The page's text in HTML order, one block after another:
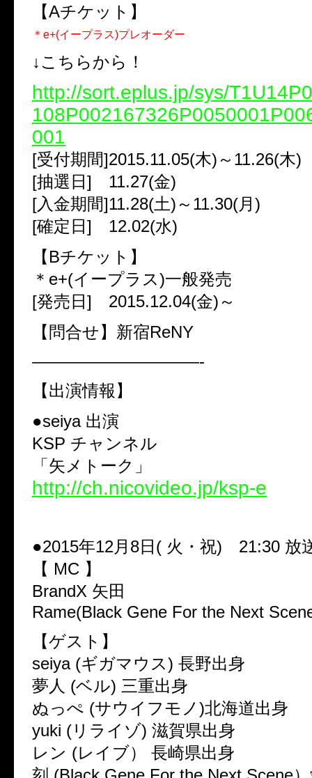
【Aチケット】
＊e+(イープラス)プレオーダー
↓こちらから！
http://sort.eplus.jp/sys/
001
[受付期間]2015.11.05(木)～11.26(木)
[抽選日] 11.27(金)
[入金期間]11.28(土)～11.30(月)
[確定日] 12.02(水)
【Bチケット】
＊e+(イープラス)一般発売
[発売日] 2015.12.04(金)～
【問合せ】新宿ReNY
——————————-
【出演情報】
●seiya 出演
KSP チャンネル
「矢メトーク」
http://ch.nicovideo.jp/ksp-e
●2015年12月8日( 火・祝) 21:30 放
【 MC 】
BrandX 矢田
Rame(Black Gene For the Next
【ゲスト】
seiya (ギガマウス) 長野出身
夢人 (ベル) 三重出身
ぬっぺ (サウイフモノ)北海道出身
yuki (リライゾ) 滋賀県出身
レン (レイブ） 長崎県出身